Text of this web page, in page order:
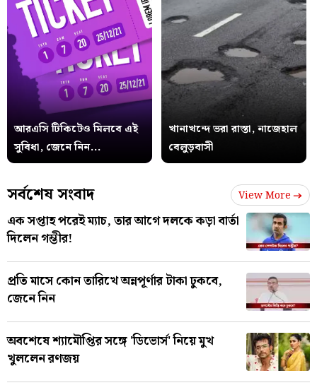
আরএসি টিকিটেও মিলবে এই
সুবিধা, জেনে নিন...
খানাখন্দে ভরা রাস্তা, নাজেহাল
বেলুড়বাসী
সর্বশেষ সংবাদ View More
এক সপ্তাহ পরেই ম্যাচ, তার আগে দলকে কড়া বার্তা
দিলেন গম্ভীর!
প্রতি মাসে কোন তারিখে অন্নপূর্ণার টাকা ঢুকবে,
জেনে নিন
অবশেষে শ্যামৌপ্তির সঙ্গে 'ডিভোর্স' নিয়ে মুখ
খুললেন রণজয়